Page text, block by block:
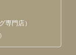
専門店）